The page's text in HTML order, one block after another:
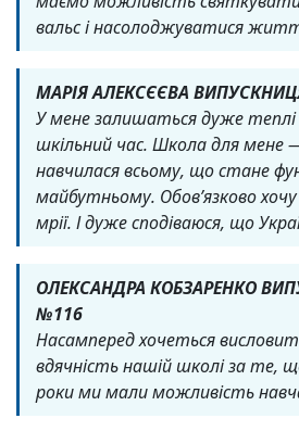
вальс і насолоджуватися
МАРІЯ АЛЕКСЄЄВА
У мене залишаться дуже теплі
шкільний час. Школа для мене
навчилася всьому, що стане
майбутньому. Обов’язково хочу
мрії. І дуже сподіваюся, що
ОЛЕКСАНДРА КОБЗАРЕНКО
№116
Насамперед хочеться
вдячність нашій школі за те,
роки ми мали можливість